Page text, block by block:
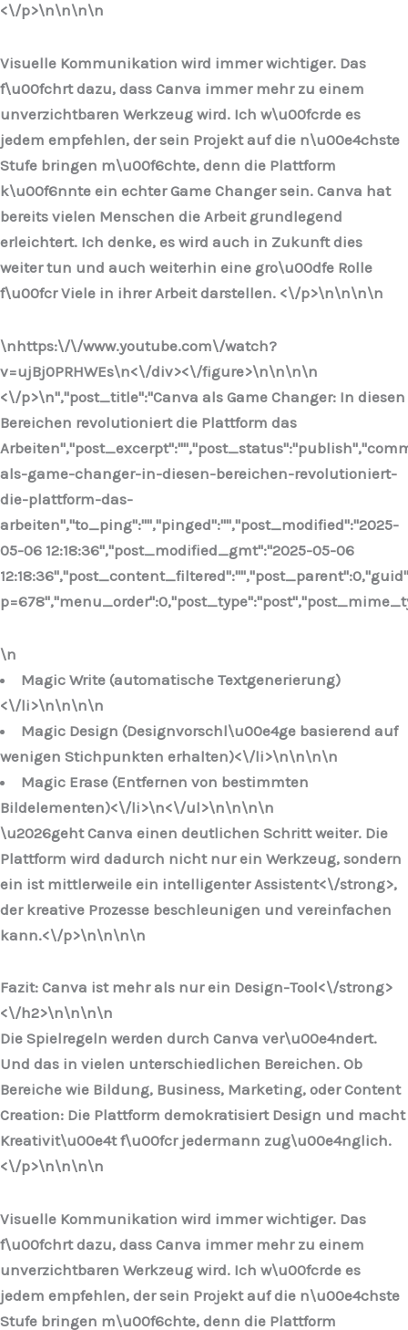
<\/p>\n\n\n\n
Visuelle Kommunikation wird immer wichtiger. Das
f\u00fchrt dazu, dass Canva immer mehr zu einem
unverzichtbaren Werkzeug wird. Ich w\u00fcrde es
jedem empfehlen, der sein Projekt auf die n\u00e4chste
Stufe bringen m\u00f6chte, denn die Plattform
k\u00f6nnte ein echter Game Changer sein. Canva hat
bereits vielen Menschen die Arbeit grundlegend
erleichtert. Ich denke, es wird auch in Zukunft dies
weiter tun und auch weiterhin eine gro\u00dfe Rolle
f\u00fcr Viele in ihrer Arbeit darstellen. <\/p>\n\n\n\n
\nhttps:\/\/www.youtube.com\/watch?
v=ujBj0PRHWEs\n<\/div><\/figure>\n\n\n\n
<\/p>\n","post_title":"Canva als Game Changer: In diesen
Bereichen revolutioniert die Plattform das
als-game-changer-in-diesen-bereichen-revolutioniert-
die-plattform-das-
arbeiten","to_ping":"","pinged":"","post_modified":"2025-
05-06 12:18:36","post_modified_gmt":"2025-05-06
\n
Magic Write (automatische Textgenerierung)
<\/li>\n\n\n\n
Magic Design (Designvorschl\u00e4ge basierend auf
wenigen Stichpunkten erhalten)<\/li>\n\n\n\n
Magic Erase (Entfernen von bestimmten
Bildelementen)<\/li>\n<\/ul>\n\n\n\n
\u2026geht Canva einen deutlichen Schritt weiter. Die
Plattform wird dadurch nicht nur ein Werkzeug, sondern
ein ist mittlerweile ein intelligenter Assistent<\/strong>,
der kreative Prozesse beschleunigen und vereinfachen
kann.<\/p>\n\n\n\n
Fazit: Canva ist mehr als nur ein Design-Tool<\/strong>
<\/h2>\n\n\n\n
Die Spielregeln werden durch Canva ver\u00e4ndert.
Und das in vielen unterschiedlichen Bereichen. Ob
Bereiche wie Bildung, Business, Marketing, oder Content
Creation: Die Plattform demokratisiert Design und macht
Kreativit\u00e4t f\u00fcr jedermann zug\u00e4nglich.
<\/p>\n\n\n\n
Visuelle Kommunikation wird immer wichtiger. Das
f\u00fchrt dazu, dass Canva immer mehr zu einem
unverzichtbaren Werkzeug wird. Ich w\u00fcrde es
jedem empfehlen, der sein Projekt auf die n\u00e4chste
Stufe bringen m\u00f6chte, denn die Plattform